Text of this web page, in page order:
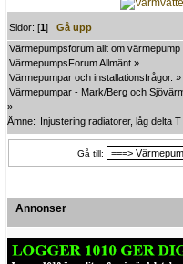
Sidor: [1]Gå upp
Värmepumpsforum allt om
VärmepumpsForum Allmänt »
Värmepumpar och installationsfrågor. »
Värmepumpar - Mark/Berg och
»
Ämne:
Injustering radiatorer, låg delta T
Gå till:
Annonser